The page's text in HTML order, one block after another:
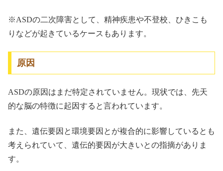
※ASDの二次障害として、精神疾患や不登校、ひきこも
りなどが起きているケースもあります。
原因
ASDの原因はまだ特定されていません。現状では、先天
的な脳の特徴に起因すると言われています。
また、遺伝要因と環境要因とが複合的に影響しているとも
考えられていて、遺伝的要因が大きいとの指摘がありま
す。